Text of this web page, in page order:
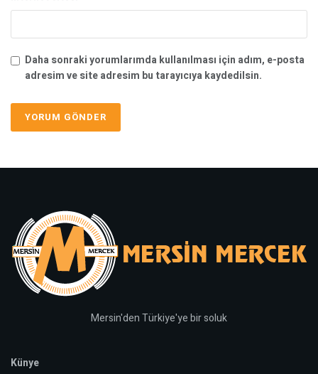
Daha sonraki yorumlarımda kullanılması için adım, e-posta
adresim ve site adresim bu tarayıcıya kaydedilsin.
Mersin'den Türkiye'ye bir soluk
Künye